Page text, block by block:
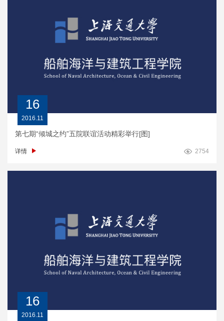
16
2016.11
第七期“倾城之约”五院联谊活动精彩举行[图]
详情 2754
16
2016.11